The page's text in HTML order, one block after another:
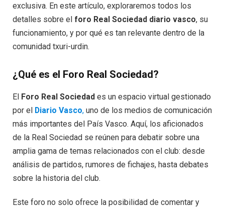
exclusiva. En este artículo, exploraremos todos los
detalles sobre el foro Real Sociedad diario vasco, su
funcionamiento, y por qué es tan relevante dentro de la
comunidad txuri-urdin.
¿Qué es el Foro Real Sociedad?
El Foro Real Sociedad es un espacio virtual gestionado
por el Diario Vasco, uno de los medios de comunicación
más importantes del País Vasco. Aquí, los aficionados
de la Real Sociedad se reúnen para debatir sobre una
amplia gama de temas relacionados con el club: desde
análisis de partidos, rumores de fichajes, hasta debates
sobre la historia del club.
Este foro no solo ofrece la posibilidad de comentar y